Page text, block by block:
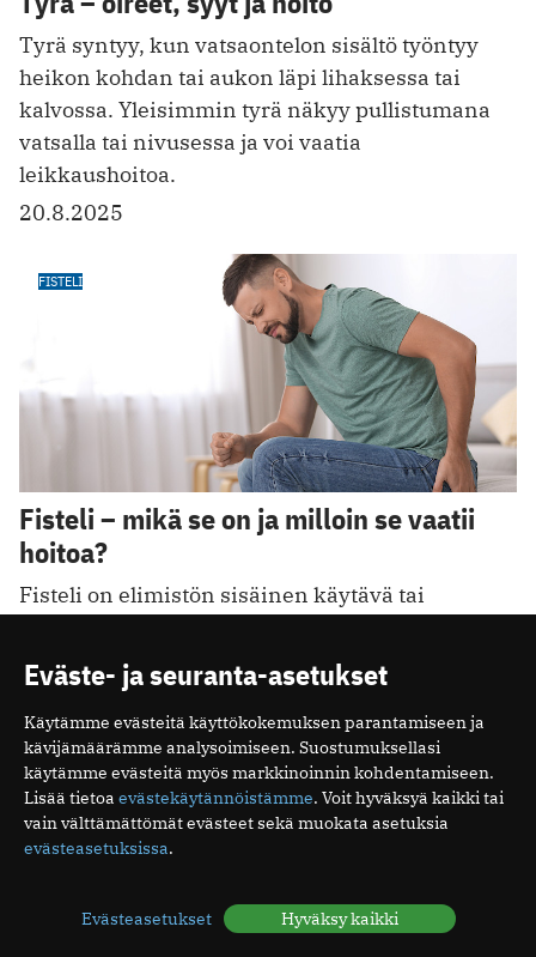
Tyrä syntyy, kun vatsaontelon sisältö työntyy
heikon kohdan tai aukon läpi lihaksessa tai
kalvossa. Yleisimmin tyrä näkyy pullistumana
vatsalla tai nivusessa ja voi vaatia
leikkaushoitoa.
20.8.2025
FISTELI
Fisteli – mikä se on ja milloin se vaatii
hoitoa?
Fisteli on elimistön sisäinen käytävä tai
suolen ja ihon tai peräaukon ympärille. Se on
usein seurausta tulehduksesta ja tarvitsee aina
lääkärin tutkimuksen.
18.8.2025
Eväste- ja seuranta-asetukset
Käytämme evästeitä käyttökokemuksen parantamiseen ja
kävijämäärämme analysoimiseen. Suostumuksellasi
käytämme evästeitä myös markkinoinnin kohdentamiseen.
Lisää tietoa evästekäytännöistämme. Voit hyväksyä kaikki tai
vain välttämättömät evästeet sekä muokata asetuksia
evästeasetuksissa.
Evästeasetukset Hyväksy kaikki